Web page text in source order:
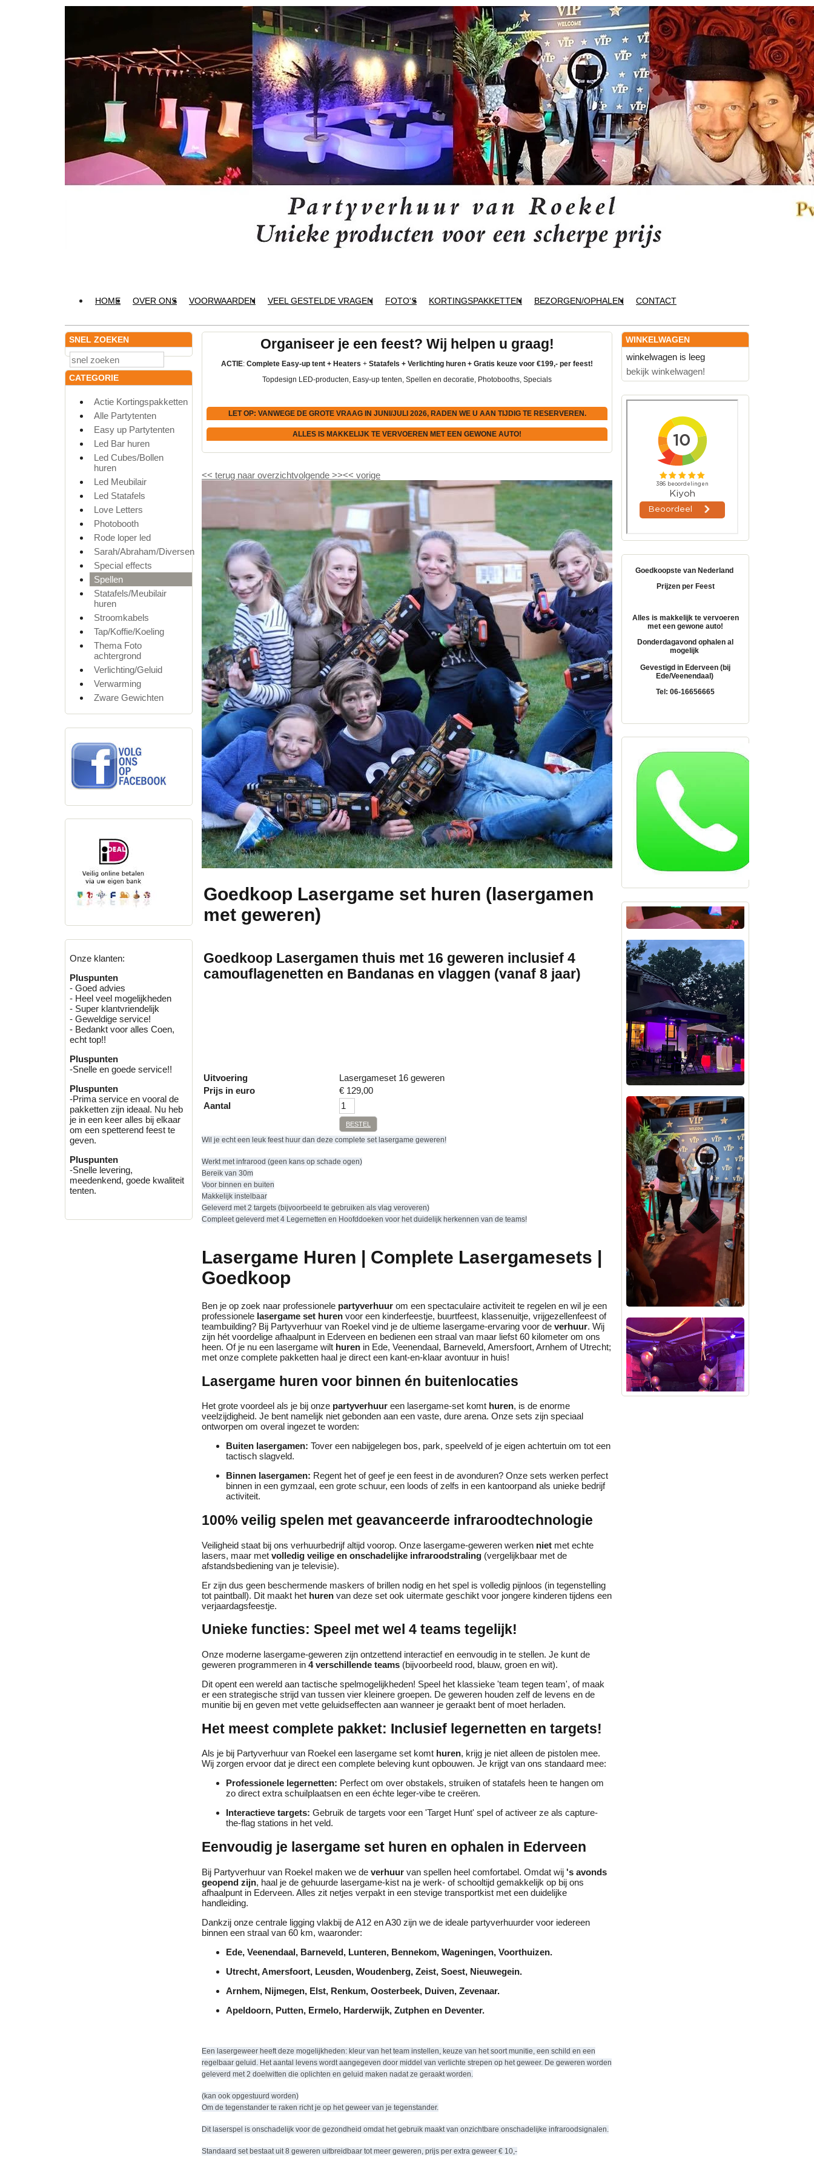
HOME OVER ONS VOORWAARDEN VEEL GESTELDE VRAGEN FOTO'S KORTINGSPAKKETTEN BEZORGEN/OPHALEN CONTACT
SNEL ZOEKEN
CATEGORIE
Actie Kortingspakketten
Alle Partytenten
Easy up Partytenten
Led Bar huren
Led Cubes/Bollen
huren
Led Meubilair
Led Statafels
Love Letters
Photobooth
Rode loper led
Sarah/Abraham/Diversen
Special effects
Spellen
Statafels/Meubilair
huren
Stroomkabels
Tap/Koffie/Koeling
Thema Foto
achtergrond
Verlichting/Geluid
Verwarming
Zware Gewichten
Onze klanten:
Pluspunten
- Goed advies
- Heel veel mogelijkheden
- Super klantvriendelijk
- Geweldige service!
- Bedankt voor alles Coen,
echt top!!
Pluspunten
-Snelle en goede service!!
Pluspunten
-Prima service en vooral de
pakketten zijn ideaal. Nu heb
je in een keer alles bij elkaar
om een spetterend feest te
geven.
Pluspunten
-Snelle levering,
meedenkend, goede kwaliteit
tenten.
Organiseer je een feest? Wij helpen u graag!
ACTIE: Complete Easy-up tent + Heaters + Statafels + Verlichting huren + Gratis keuze voor €199,- per feest!
Topdesign LED-producten, Easy-up tenten, Spellen en decoratie, Photobooths, Specials
LET OP: VANWEGE DE GROTE VRAAG IN JUNI/JULI 2026, RADEN WE U AAN TIJDIGTE RESERVEREN.
ALLES IS MAKKELIJK TE VERVOEREN MET EEN GEWONE AUTO!
<< terug naar overzichtvolgende >><< vorige
Goedkoop Lasergame set huren (lasergamen
met geweren)
Goedkoop Lasergamen thuis met 16 geweren inclusief 4
camouflagenetten en Bandanas en vlaggen (vanaf 8 jaar)
Uitvoering
Lasergameset 16 geweren
Prijs in euro
€ 129,00
Aantal
BESTEL
Wil je echt een leuk feest huur dan deze complete set lasergame geweren!
Werkt met infrarood (geen kans op schade ogen)
Bereik van 30m
Voor binnen en buiten
Makkelijk instelbaar
Geleverd met 2 targets (bijvoorbeeld te gebruiken als vlag veroveren)
Compleet geleverd met 4 Legernetten en Hoofddoeken voor het duidelijk herkennen van de teams!
Lasergame Huren | Complete Lasergamesets |
Goedkoop
Ben je op zoek naar professionele partyverhuur om een spectaculaire activiteit te regelen en wil je een
professionele lasergame set huren voor een kinderfeestje, buurtfeest, klassenuitje, vrijgezellenfeest of
teambuilding? Bij Partyverhuur van Roekel vind je de ultieme lasergame-ervaring voor de verhuur. Wij
zijn hét voordelige afhaalpunt in Ederveen en bedienen een straal van maar liefst 60 kilometer om ons
heen. Of je nu een lasergame wilt huren in Ede, Veenendaal, Barneveld, Amersfoort, Arnhem of Utrecht;
met onze complete pakketten haal je direct een kant-en-klaar avontuur in huis!
Lasergame huren voor binnen én buitenlocaties
Het grote voordeel als je bij onze partyverhuur een lasergame-set komt huren, is de enorme
veelzijdigheid. Je bent namelijk niet gebonden aan een vaste, dure arena. Onze sets zijn speciaal
ontworpen om overal ingezet te worden:
Buiten lasergamen: Tover een nabijgelegen bos, park, speelveld of je eigen achtertuin om tot een
tactisch slagveld.
Binnen lasergamen: Regent het of geef je een feest in de avonduren? Onze sets werken perfect
binnen in een gymzaal, een grote schuur, een loods of zelfs in een kantoorpand als unieke bedrijf
activiteit.
100% veilig spelen met geavanceerde infraroodtechnologie
Veiligheid staat bij ons verhuurbedrijf altijd voorop. Onze lasergame-geweren werken niet met echte
lasers, maar met volledig veilige en onschadelijke infraroodstraling (vergelijkbaar met de
afstandsbediening van je televisie).
Er zijn dus geen beschermende maskers of brillen nodig en het spel is volledig pijnloos (in tegenstelling
tot paintball). Dit maakt het huren van deze set ook uitermate geschikt voor jongere kinderen tijdens een
verjaardagsfeestje.
Unieke functies: Speel met wel 4 teams tegelijk!
Onze moderne lasergame-geweren zijn ontzettend interactief en eenvoudig in te stellen. Je kunt de
geweren programmeren in 4 verschillende teams (bijvoorbeeld rood, blauw, groen en wit).
Dit opent een wereld aan tactische spelmogelijkheden! Speel het klassieke 'team tegen team', of maak
er een strategische strijd van tussen vier kleinere groepen. De geweren houden zelf de levens en de
munitie bij en geven met vette geluidseffecten aan wanneer je geraakt bent of moet herladen.
Het meest complete pakket: Inclusief legernetten en targets!
Als je bij Partyverhuur van Roekel een lasergame set komt huren, krijg je niet alleen de pistolen mee.
Wij zorgen ervoor dat je direct een complete beleving kunt opbouwen. Je krijgt van ons standaard mee:
Professionele legernetten: Perfect om over obstakels, struiken of statafels heen te hangen om
zo direct extra schuilplaatsen en een échte leger-vibe te creëren.
Interactieve targets: Gebruik de targets voor een 'Target Hunt' spel of activeer ze als capture-
the-flag stations in het veld.
Eenvoudig je lasergame set huren en ophalen in Ederveen
Bij Partyverhuur van Roekel maken we de verhuur van spellen heel comfortabel. Omdat wij 's avonds
geopend zijn, haal je de gehuurde lasergame-kist na je werk- of schooltijd gemakkelijk op bij ons
afhaalpunt in Ederveen. Alles zit netjes verpakt in een stevige transportkist met een duidelijke
handleiding.
Dankzij onze centrale ligging vlakbij de A12 en A30 zijn we de ideale partyverhuurder voor iedereen
binnen een straal van 60 km, waaronder:
Ede, Veenendaal, Barneveld, Lunteren, Bennekom, Wageningen, Voorthuizen.
Utrecht, Amersfoort, Leusden, Woudenberg, Zeist, Soest, Nieuwegein.
Arnhem, Nijmegen, Elst, Renkum, Oosterbeek, Duiven, Zevenaar.
Apeldoorn, Putten, Ermelo, Harderwijk, Zutphen en Deventer.
Een lasergeweer heeft deze mogelijkheden: kleur van het team instellen, keuze van het soort munitie, een schild en een
regelbaar geluid. Het aantal levens wordt aangegeven door middel van verlichte strepen op het geweer. De geweren worden
geleverd met 2 doelwitten die oplichten en geluid maken nadat ze geraakt worden.
(kan ook opgestuurd worden)
Om de tegenstander te raken richt je op het geweer van je tegenstander.
Dit laserspel is onschadelijk voor de gezondheid omdat het gebruik maakt van onzichtbare onschadelijke infraroodsignalen.
Standaard set bestaat uit 8 geweren uitbreidbaar tot meer geweren, prijs per extra geweer € 10,-
WINKELWAGEN
winkelwagen is leeg
bekijk winkelwagen!
Goedkoopste van Nederland
Prijzen per Feest
Alles is makkelijk te vervoeren
met een gewone auto!
Donderdagavond ophalen al
mogelijk
Gevestigd in Ederveen (bij
Ede/Veenendaal)
Tel: 06-16656665